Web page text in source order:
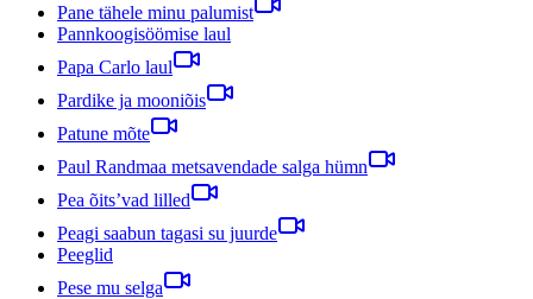
Pane tähele minu palumist
Pannkoogisöömise laul
Papa Carlo laul
Pardike ja mooniõis
Patune mõte
Paul Randmaa metsavendade salga hümn
Pea õits’vad lilled
Peagi saabun tagasi su juurde
Peeglid
Pese mu selga